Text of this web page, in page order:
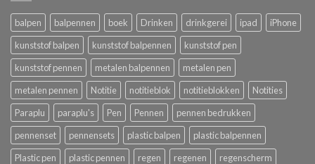
balpen balpennen boek Drinken drinkgerei ipad
iPhone
kunststof balpen
kunststof balpennen
kunststof pen
kunststof pennen
metalen balpennen
metalen pen
metalen pennen
Notitie notitieblok notitieblokken
Notities
Paraplu
paraplu's Pen Pennen
pennen bedrukken
pennenset
pennensets plastic balpen
plastic balpennen
Plastic pen
plastic pennen regen regenen
regenscherm